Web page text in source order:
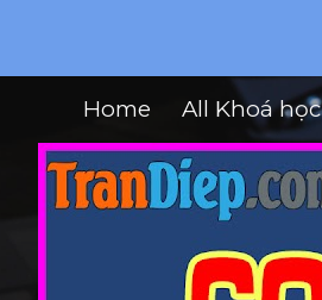
Home All Khoá học